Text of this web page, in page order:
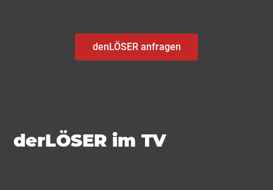
denLÖSER anfragen
derLÖSER im TV